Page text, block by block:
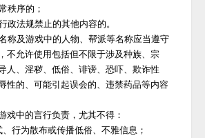
秩序的；
政法规禁止的其他内容的。
称及游戏中的人物、帮派等名称应当遵守
不允许使用包括但不限于涉及种族、宗
人、淫秽、低俗、诽谤、恐吓、欺诈性
性的、可能引起误会的、违禁药品等内容
戏中的言行负责，尤其不得：
行为散布或传播低俗、不雅信息；